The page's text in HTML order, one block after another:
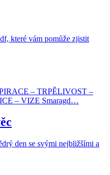
které vám pomůže zjistit
– TRPĚLIVOST –
– VIZE Smaragd…
den se svými nejbližšími a